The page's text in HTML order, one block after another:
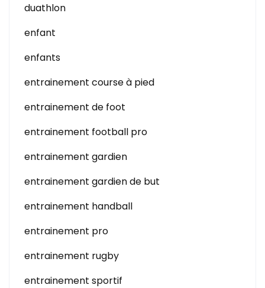
duathlon
enfant
enfants
entrainement course à pied
entrainement de foot
entrainement football pro
entrainement gardien
entrainement gardien de but
entrainement handball
entrainement pro
entrainement rugby
entrainement sportif